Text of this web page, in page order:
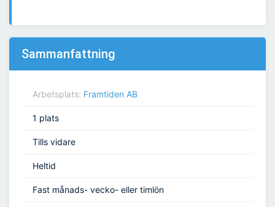
Sammanfattning
Arbetsplats: Framtiden AB
1 plats
Tills vidare
Heltid
Fast månads- vecko- eller timlön